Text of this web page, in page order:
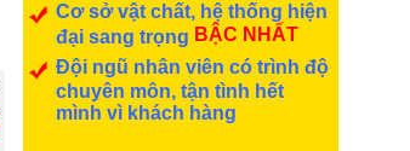
Cơ sở vật chất, hệ thống hiện
đại sang trọng BẬC NHẤT
Đội ngũ nhân viên có trình độ
chuyên môn, tận tình hết
mình vì khách hàng